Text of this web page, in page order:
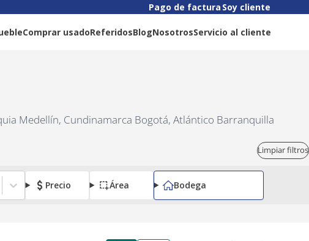
Pago de factura Soy cliente
Comprar usadoReferidosBlogNosotrosServicio al cliente
Medellín, Cundinamarca Bogotá, Atlántico Barranquilla
Limpiar filtros
Precio Área Bodega